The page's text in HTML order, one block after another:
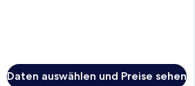
Daten auswählen und Preise sehen